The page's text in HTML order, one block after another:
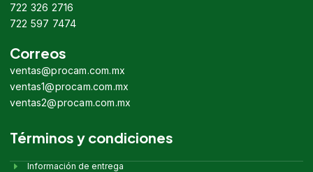
722 326 2716
722 597 7474
Correos
ventas@procam.com.mx
ventas1@procam.com.mx
ventas2@procam.com.mx
Términos y condiciones
Información de entrega